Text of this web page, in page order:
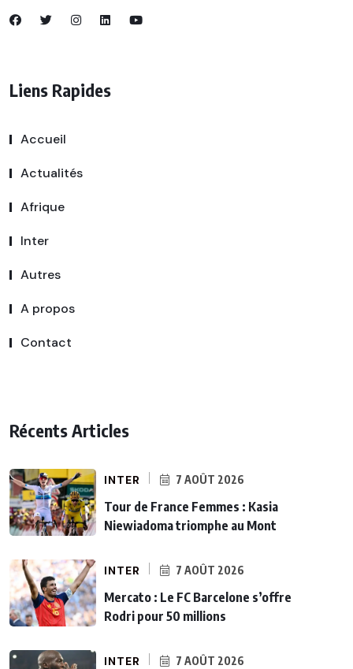
Liens Rapides
Accueil
Actualités
Afrique
Inter
Autres
A propos
Contact
Récents Articles
INTER 7 AOÛT 2026
Tour de France Femmes : Kasia
Niewiadoma triomphe au Mont
INTER 7 AOÛT 2026
Mercato : Le FC Barcelone s’offre
Rodri pour 50 millions
INTER 7 AOÛT 2026